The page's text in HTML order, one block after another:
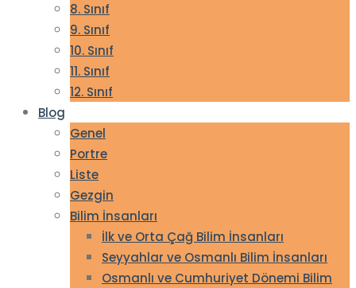
8. Sınıf
9. Sınıf
10. Sınıf
11. Sınıf
12. Sınıf
Blog
Genel
Portre
Liste
Gezgin
Bilim İnsanları
İlk ve Orta Çağ Bilim İnsanları
Seyyahlar ve Osmanlı Bilim İnsanları
Osmanlı ve Cumhuriyet Dönemi Bilim